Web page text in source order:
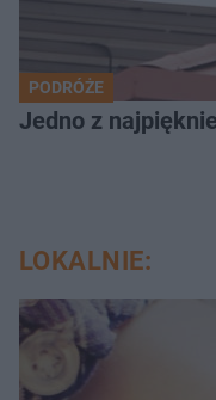
PODRÓŻE
Jedno z
LOKALNIE: